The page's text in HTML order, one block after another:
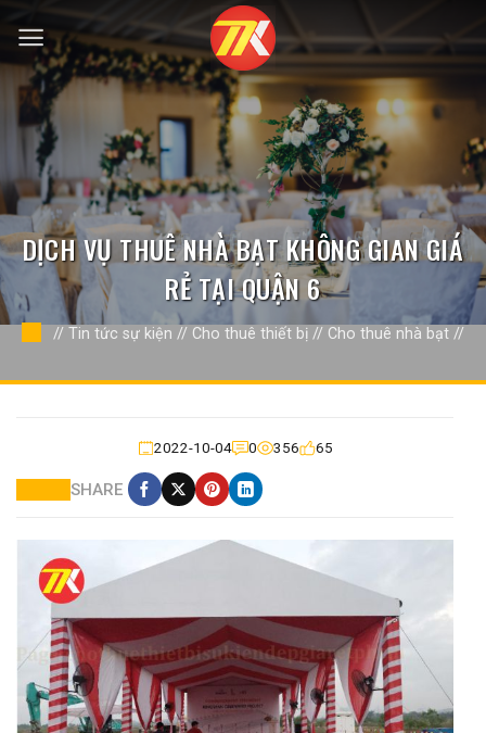
qua
nội
dung
DỊCH VỤ THUÊ NHÀ BẠT KHÔNG GIAN GIÁ
RẺ TẠI QUẬN 6
// Tin tức sự kiện // Cho thuê thiết bị // Cho thuê nhà bạt //
2022-10-04 0 356 65
SHARE